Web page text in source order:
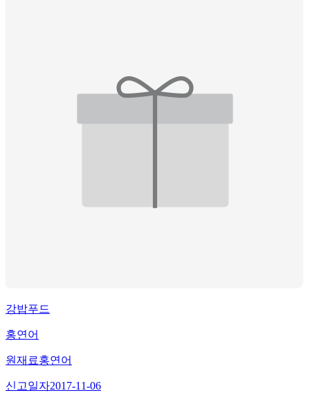
강밥푸드
홍연어
원재료홍연어
신고일자2017-11-06